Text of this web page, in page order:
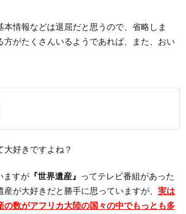
本情報などは退屈だと思うので、省略しま
方がたくさんいるようであれば、また、おい
大好きですよね？
ますが 『世界遺産』 ってテレビ番組があった
産が大好きだと勝手に思っていますが、 実は
の数がアフリカ大陸の国々の中でもっとも多